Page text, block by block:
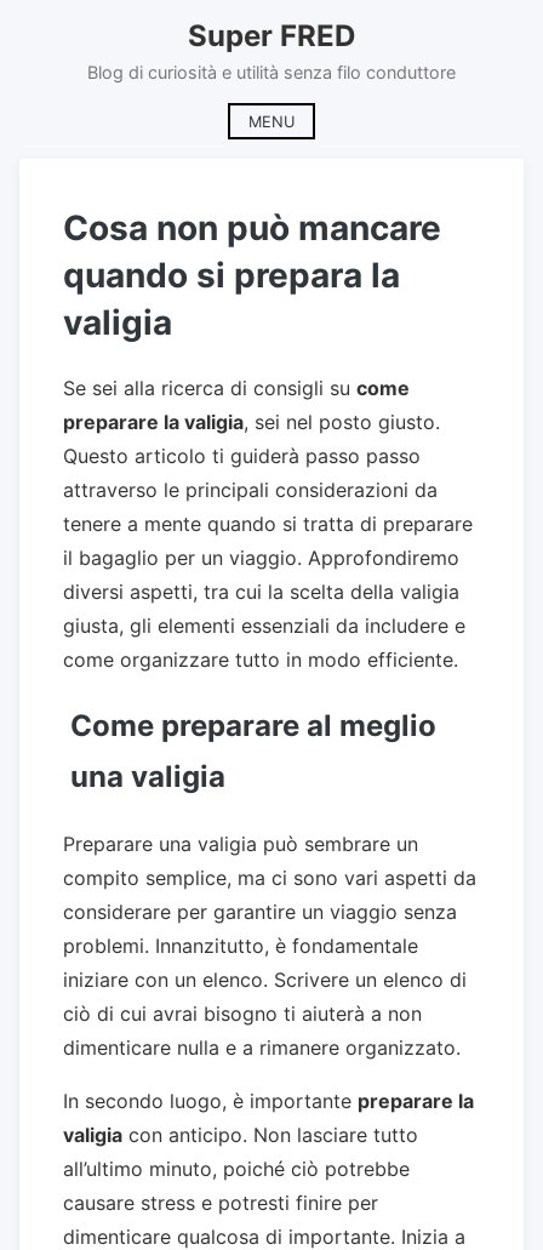
Super FRED
Blog di curiosità e utilità senza filo conduttore
MENU
Cosa non può mancare
quando si prepara la
valigia
Se sei alla ricerca di consigli su come
preparare la valigia, sei nel posto giusto.
Questo articolo ti guiderà passo passo
attraverso le principali considerazioni da
tenere a mente quando si tratta di preparare
il bagaglio per un viaggio. Approfondiremo
diversi aspetti, tra cui la scelta della valigia
giusta, gli elementi essenziali da includere e
come organizzare tutto in modo efficiente.
Come preparare al meglio
una valigia
Preparare una valigia può sembrare un
compito semplice, ma ci sono vari aspetti da
considerare per garantire un viaggio senza
problemi. Innanzitutto, è fondamentale
iniziare con un elenco. Scrivere un elenco di
ciò di cui avrai bisogno ti aiuterà a non
dimenticare nulla e a rimanere organizzato.
In secondo luogo, è importante preparare la
valigia con anticipo. Non lasciare tutto
all’ultimo minuto, poiché ciò potrebbe
causare stress e potresti finire per
dimenticare qualcosa di importante. Inizia a